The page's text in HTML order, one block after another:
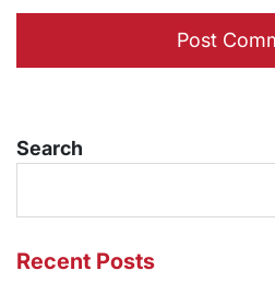
Search
Recent Posts